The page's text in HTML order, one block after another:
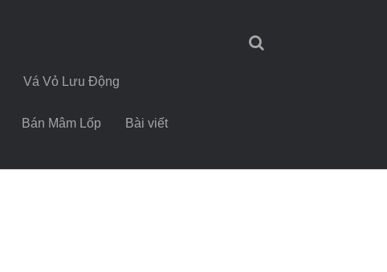
Vá Vỏ Lưu Động
Bán Mâm Lốp Bài viết